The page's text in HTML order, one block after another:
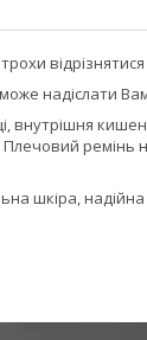
надіслати
внутрішня
Плечовий
шкіра, надійна